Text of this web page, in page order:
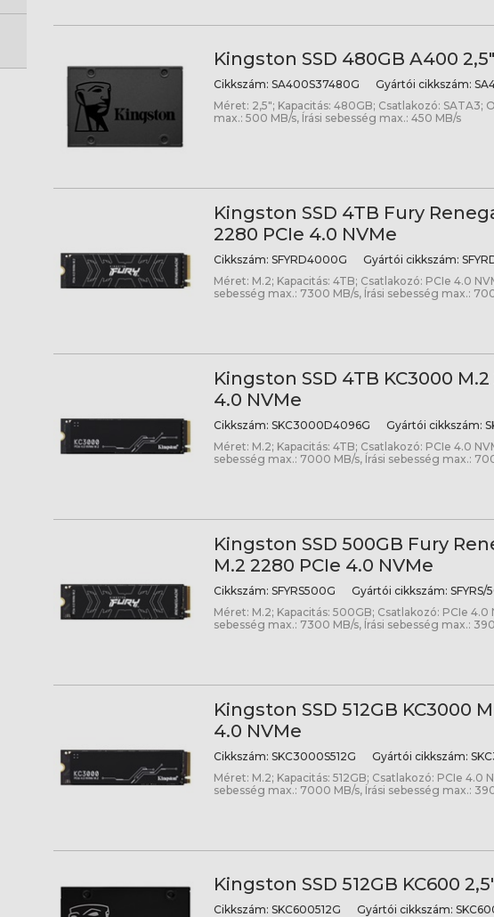
Kingston SSD 480GB A400
Cikkszám: SA400S37480G Gyártói cikkszám:
Méret: 2,5"; Kapacitás: 480GB; Csatlakozó: SATA3;
max.: 500 MB/s, Írási sebesség max.: 450 MB/s
Kingston SSD 4TB Fury
2280 PCIe 4.0 NVMe
Cikkszám: SFYRD4000G Gyártói cikkszám:
Méret: M.2; Kapacitás: 4TB; Csatlakozó: PCIe 4.0
sebesség max.: 7300 MB/s, Írási sebesség max.:
Kingston SSD 4TB KC3000 M.2
4.0 NVMe
Cikkszám: SKC3000D4096G Gyártói cikkszám:
Méret: M.2; Kapacitás: 4TB; Csatlakozó: PCIe 4.0
sebesség max.: 7000 MB/s, Írási sebesség max.:
Kingston SSD 500GB Fury
M.2 2280 PCIe 4.0 NVMe
Cikkszám: SFYRS500G Gyártói cikkszám: SFYRS/
Méret: M.2; Kapacitás: 500GB; Csatlakozó: PCIe 4.0
sebesség max.: 7300 MB/s, Írási sebesség max.:
Kingston SSD 512GB KC3000
4.0 NVMe
Cikkszám: SKC3000S512G Gyártói cikkszám:
Méret: M.2; Kapacitás: 512GB; Csatlakozó: PCIe 4.0
sebesség max.: 7000 MB/s, Írási sebesség max.:
Kingston SSD 512GB KC600
Cikkszám: SKC600512G Gyártói cikkszám: